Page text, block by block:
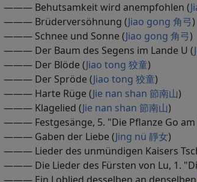
——— Behutsamkeit wird anempfohlen (
——— Brüderversöhnung (Jiao gong 角弓)
——— Schnee und Sonne (Jiao gong 角弓)
——— Der Baum des Segens im Lande U (
——— Der Blöde (Jiao tong 狡童)
——— Der Spröde (Jiao tong 狡童)
——— Harte Rüge (Jie nan shan 節南山)
——— Klagelied (Jie nan shan 節南山)
——— Festgesänge, 5. "Die Pflanze Go am
——— Gaben der Liebe (Jing nü 靜女)
——— Lieder des unmündigen Kaisers
——— Die Lieder des Fürsten von Lu, 1.